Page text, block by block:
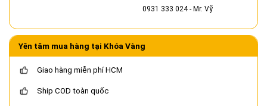
0931 333 024- Mr. Vỹ
Yên tâm mua hàng tại Khóa Vàng
Giao hàng miễn phí HCM
Ship COD toàn quốc